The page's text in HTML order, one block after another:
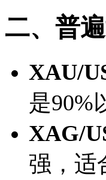
二、普
XAU/
是90%
XAG/
强，适